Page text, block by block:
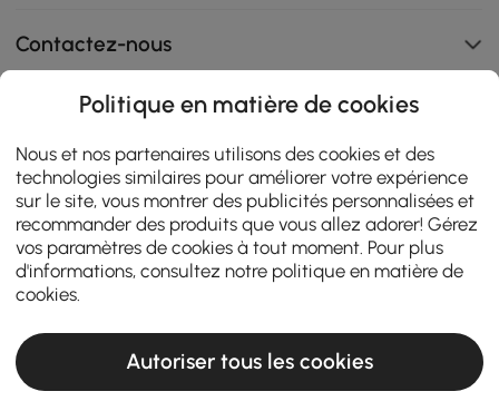
Contactez-nous
108K
4.9
star
rating
AVIS CERTIFIÉS
Politique en matière de cookies
Nous et nos partenaires utilisons des cookies et des
technologies similaires pour améliorer votre expérience
sur le site, vous montrer des publicités personnalisées et
recommander des produits que vous allez adorer! Gérez
vos paramètres de cookies à tout moment. Pour plus
d'informations, consultez notre politique en matière de
cookies
Autoriser tous les cookies